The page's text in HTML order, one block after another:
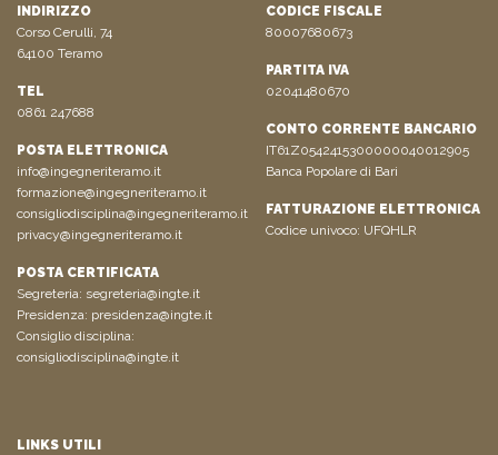
INDIRIZZO
Corso Cerulli, 74
64100 Teramo
TEL
0861 247688
POSTA ELETTRONICA
info@ingegneriteramo.it
formazione@ingegneriteramo.it
consigliodisciplina@ingegneriteramo.it
privacy@ingegneriteramo.it
POSTA CERTIFICATA
Segreteria: segreteria@ingte.it
Presidenza: presidenza@ingte.it
Consiglio disciplina:
consigliodisciplina@ingte.it
CODICE FISCALE
80007680673
PARTITA IVA
02041480670
CONTO CORRENTE BANCARIO
IT61Z0542415300000040012905
Banca Popolare di Bari
FATTURAZIONE ELETTRONICA
Codice univoco: UFQHLR
LINKS UTILI